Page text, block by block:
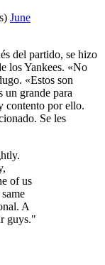
June
del partido, se hizo
los Yankees. «No
«Estos son
un grande para
contento por ello.
Se les
of us
A
guys."